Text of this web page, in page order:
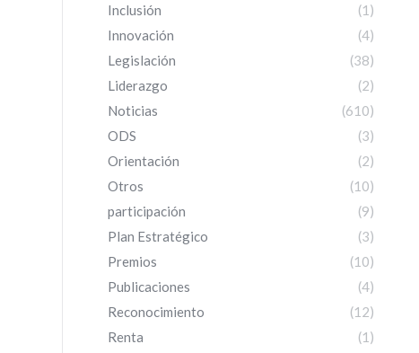
Inclusión
(1)
Innovación
(4)
Legislación
(38)
Liderazgo
(2)
Noticias
(610)
ODS
(3)
Orientación
(2)
Otros
(10)
participación
(9)
Plan Estratégico
(3)
Premios
(10)
Publicaciones
(4)
Reconocimiento
(12)
Renta
(1)